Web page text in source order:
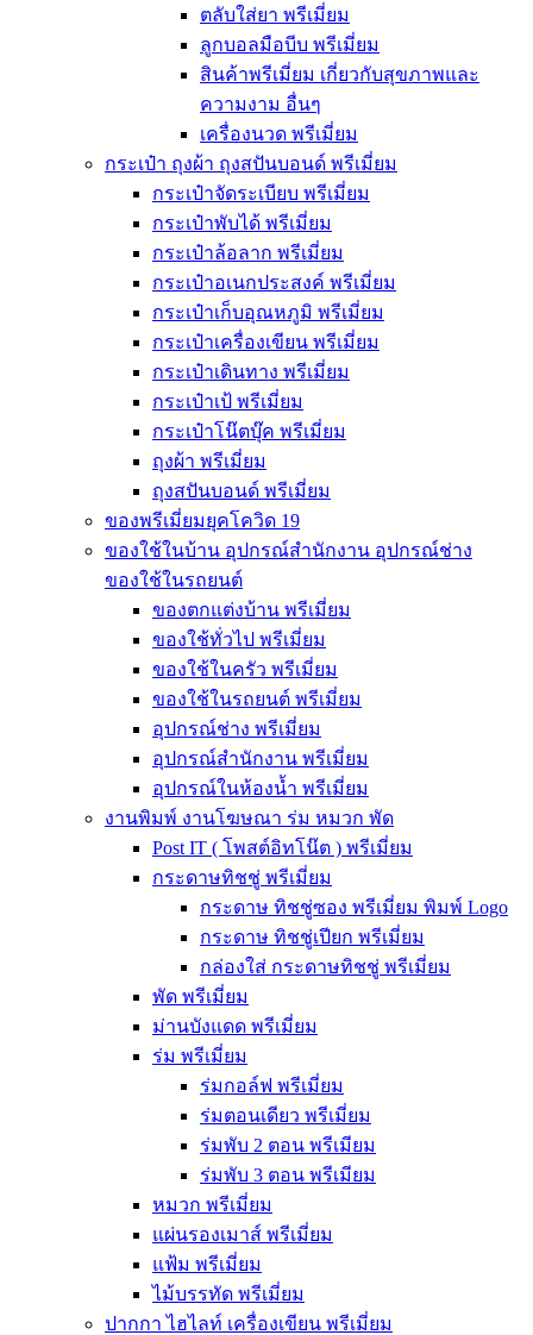
ตลับใส่ยา พรีเมี่ยม
ลูกบอลมือบีบ พรีเมี่ยม
สินค้าพรีเมี่ยม เกี่ยวกับสุขภาพและ
ความงาม อื่นๆ
เครื่องนวด พรีเมี่ยม
กระเป๋า ถุงผ้า ถุงสปันบอนด์ พรีเมี่ยม
กระเป๋าจัดระเบียบ พรีเมี่ยม
กระเป๋าพับได้ พรีเมี่ยม
กระเป๋าล้อลาก พรีเมี่ยม
กระเป๋าอเนกประสงค์ พรีเมี่ยม
กระเป๋าเก็บอุณหภูมิ พรีเมี่ยม
กระเป๋าเครื่องเขียน พรีเมี่ยม
กระเป๋าเดินทาง พรีเมี่ยม
กระเป๋าเป้ พรีเมี่ยม
กระเป๋าโน๊ตบุ๊ค พรีเมี่ยม
ถุงผ้า พรีเมี่ยม
ถุงสปันบอนด์ พรีเมี่ยม
ของพรีเมี่ยมยุคโควิด 19
ของใช้ในบ้าน อุปกรณ์สำนักงาน อุปกรณ์ช่าง
ของใช้ในรถยนต์
ของตกแต่งบ้าน พรีเมี่ยม
ของใช้ทั่วไป พรีเมี่ยม
ของใช้ในครัว พรีเมี่ยม
ของใช้ในรถยนต์ พรีเมี่ยม
อุปกรณ์ช่าง พรีเมี่ยม
อุปกรณ์สำนักงาน พรีเมี่ยม
อุปกรณ์ในห้องน้ำ พรีเมี่ยม
งานพิมพ์ งานโฆษณา ร่ม หมวก พัด
Post IT ( โพสต์อิทโน๊ต ) พรีเมี่ยม
กระดาษทิชชู่ พรีเมี่ยม
กระดาษ ทิชชู่ซอง พรีเมี่ยม พิมพ์ Logo
กระดาษ ทิชชู่เปียก พรีเมี่ยม
กล่องใส่ กระดาษทิชชู่ พรีเมี่ยม
พัด พรีเมี่ยม
ม่านบังแดด พรีเมี่ยม
ร่ม พรีเมี่ยม
ร่มกอล์ฟ พรีเมี่ยม
ร่มตอนเดียว พรีเมี่ยม
ร่มพับ 2 ตอน พรีเมียม
ร่มพับ 3 ตอน พรีเมียม
หมวก พรีเมี่ยม
แผ่นรองเมาส์ พรีเมี่ยม
แฟ้ม พรีเมี่ยม
ไม้บรรทัด พรีเมี่ยม
ปากกา ไฮไลท์ เครื่องเขียน พรีเมี่ยม